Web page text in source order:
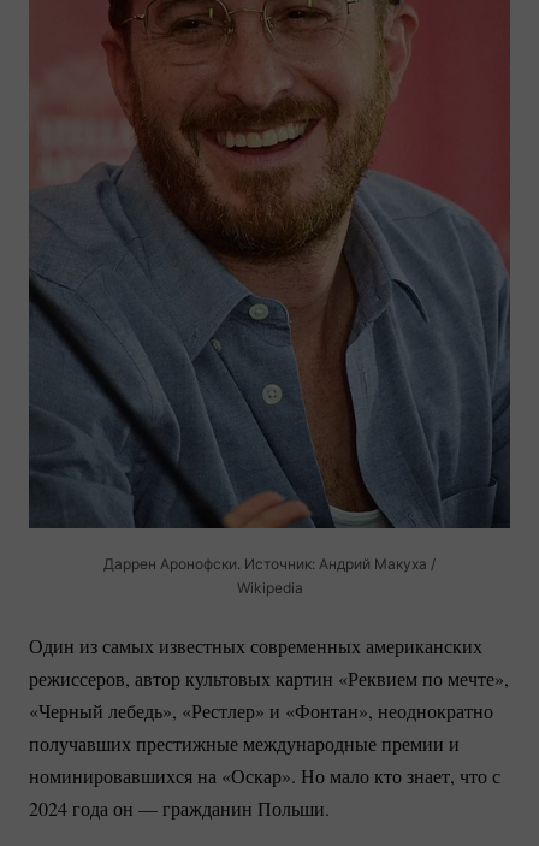
Даррен Аронофски. Источник: Андрий Макуха /
Wikipedia
Один из самых известных современных американских
режиссеров, автор культовых картин «Реквием по мечте»,
«Черный лебедь», «Рестлер» и «Фонтан», неоднократно
получавших престижные международные премии и
номинировавшихся на «Оскар». Но мало кто знает, что с
2024 года он — гражданин Польши.